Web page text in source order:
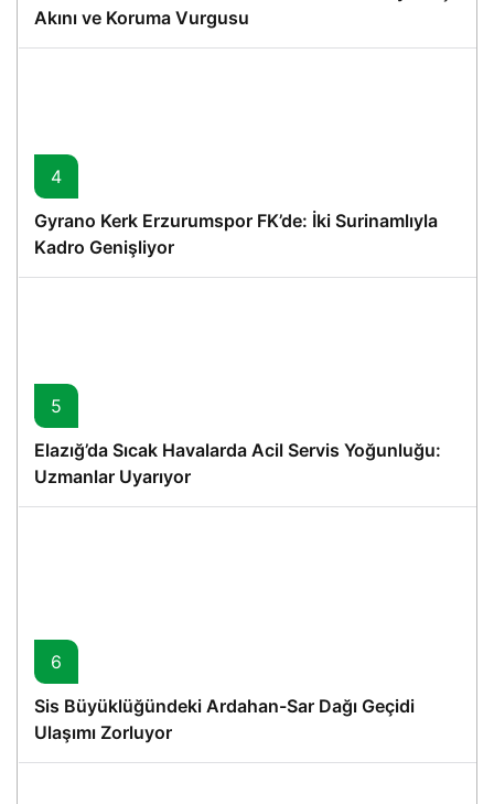
Akını ve Koruma Vurgusu
4
Gyrano Kerk Erzurumspor FK’de: İki Surinamlıyla
Kadro Genişliyor
5
Elazığ’da Sıcak Havalarda Acil Servis Yoğunluğu:
Uzmanlar Uyarıyor
6
Sis Büyüklüğündeki Ardahan-Sar Dağı Geçidi
Ulaşımı Zorluyor